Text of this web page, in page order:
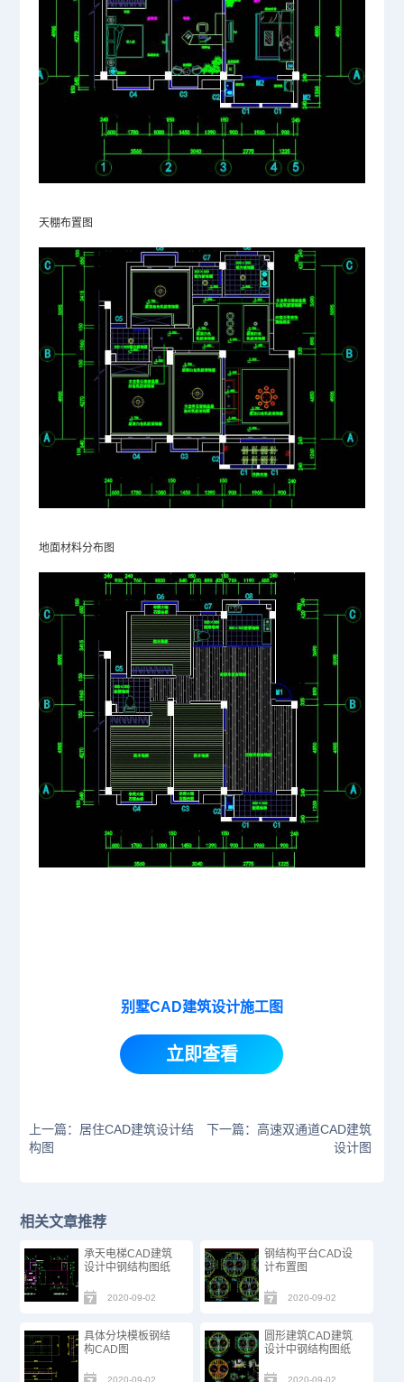
天棚布置图
地面材料分布图
别墅CAD建筑设计施工图
立即查看
上一篇：居住CAD建筑设计结
构图
下一篇：高速双通道CAD建筑
设计图
相关文章推荐
承天电梯CAD建筑
设计中钢结构图纸
2020-09-02
钢结构平台CAD设
计布置图
2020-09-02
具体分块模板钢结
构CAD图
2020-09-02
圆形建筑CAD建筑
设计中钢结构图纸
2020-09-02